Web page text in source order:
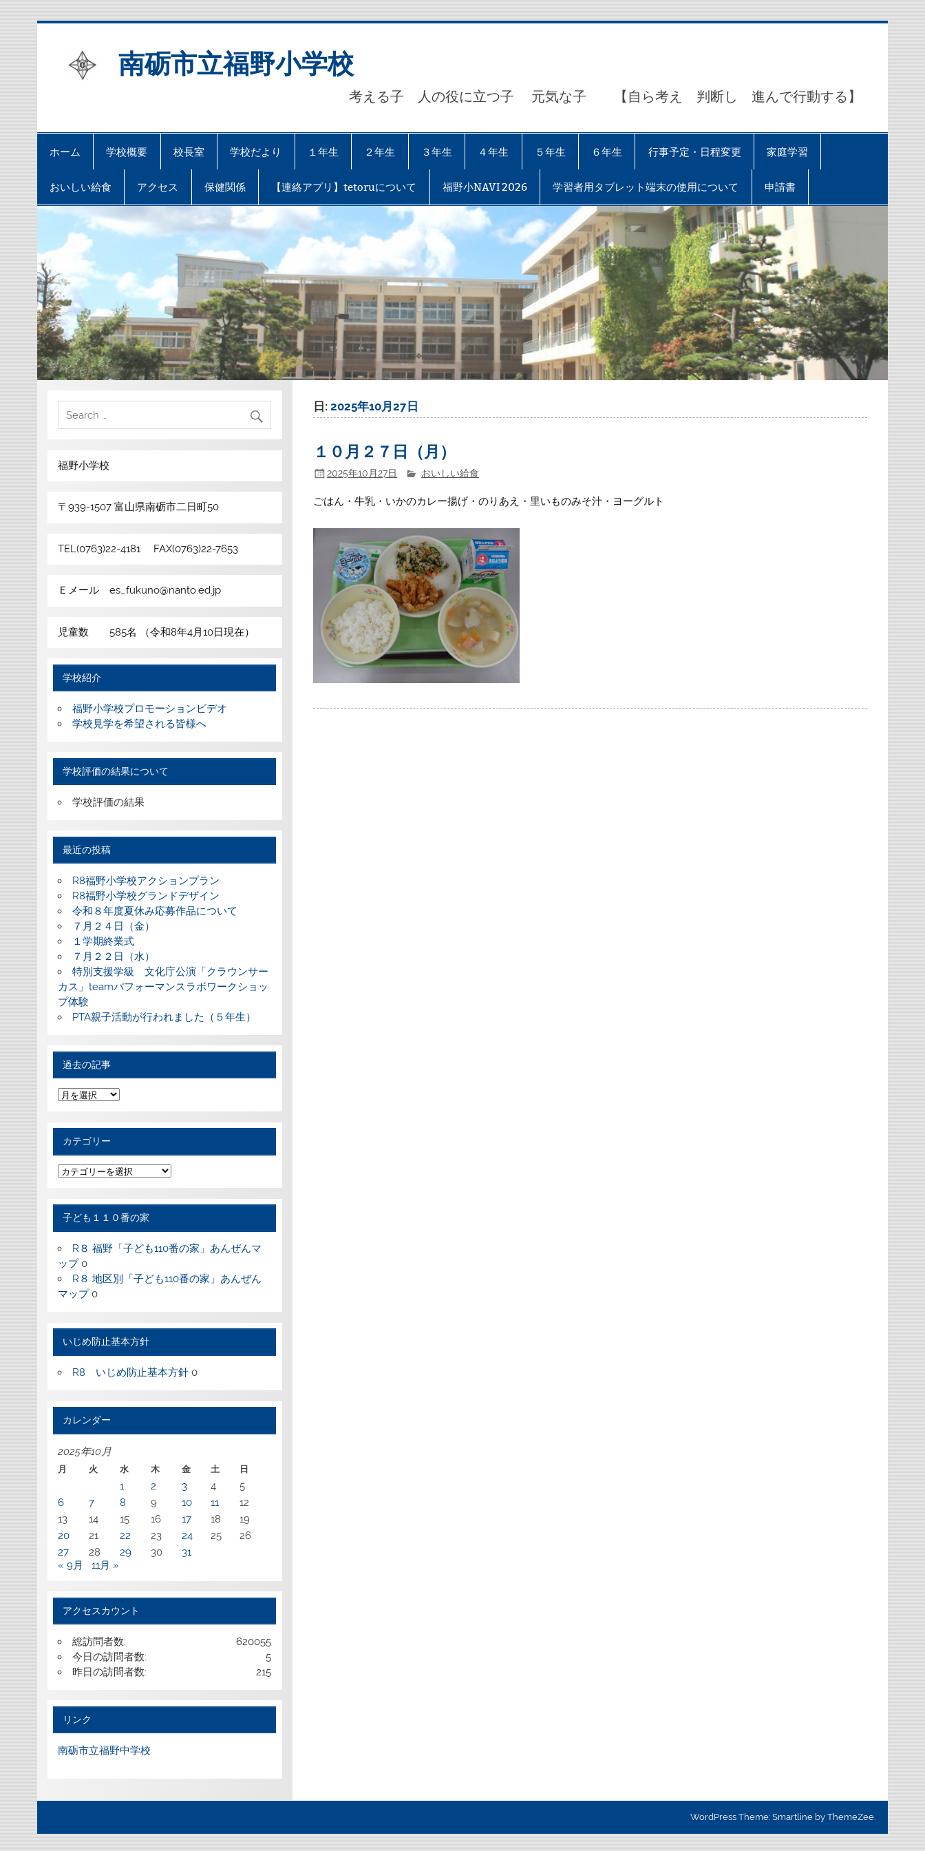
南砺市立福野小学校
考える子 人の役に立つ子 元気な子 【自ら考え 判断し 進んで行動する】
ホーム 学校概要 校長室 学校だより １年生 ２年生 ３年生 ４年生 ５年生 ６年生 行事予定・日程変更 家庭学習
おいしい給食 アクセス 保健関係 【連絡アプリ】tetoruについて 福野小NAVI 2026 学習者用タブレット端末の使用について 申請書
日:2025年10月27日
１０月２７日（月）
2025年10月27日 おいしい給食
ごはん・牛乳・いかのカレー揚げ・のりあえ・里いものみそ汁・ヨーグルト
福野小学校
〒939-1507 富山県南砺市二日町50
TEL(0763)22-4181 FAX(0763)22-7653
Ｅメール es_fukuno@nanto.ed.jp
児童数 585名 （令和8年4月10日現在）
学校紹介
福野小学校プロモーションビデオ
学校見学を希望される皆様へ
学校評価の結果について
学校評価の結果
最近の投稿
R8福野小学校アクションプラン
R8福野小学校グランドデザイン
令和８年度夏休み応募作品について
７月２４日（金）
１学期終業式
７月２２日（水）
特別支援学級 文化庁公演「クラウンサー
カス」teamパフォーマンスラボワークショッ
プ体験
PTA親子活動が行われました（５年生）
過去の記事
過
去
カテゴリー
カ
テ
子ども１１０番の家
R８ 福野「子ども110番の家」あんぜんマ
ップ0
R８ 地区別「子ども110番の家」あんぜん
マップ0
いじめ防止基本方針
R8 いじめ防止基本方針 0
カレンダー
2025年10月
月 火 水 木 金 土 日
1 2 3 4
5
6
7 8 9 10 11
12
13
14 15 16 17 18
19
20
21 22 23 24 25
26
27
28 29 30
31
« 9月
11月 »
アクセスカウント
620055
総訪問者数:
5
今日の訪問者数:
215
昨日の訪問者数:
リンク
南砺市立福野中学校
WordPress Theme: Smartline by ThemeZee.